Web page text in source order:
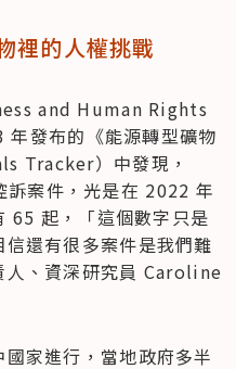
裡的人權挑戰
and Human Rights
發布的《能源轉型礦物
Tracker）中發現，
案件，光是在 2022 年
65 起，「這個數字只是
還有很多案件是我們難
人、資深研究員 Caroline
家進行，當地政府多半